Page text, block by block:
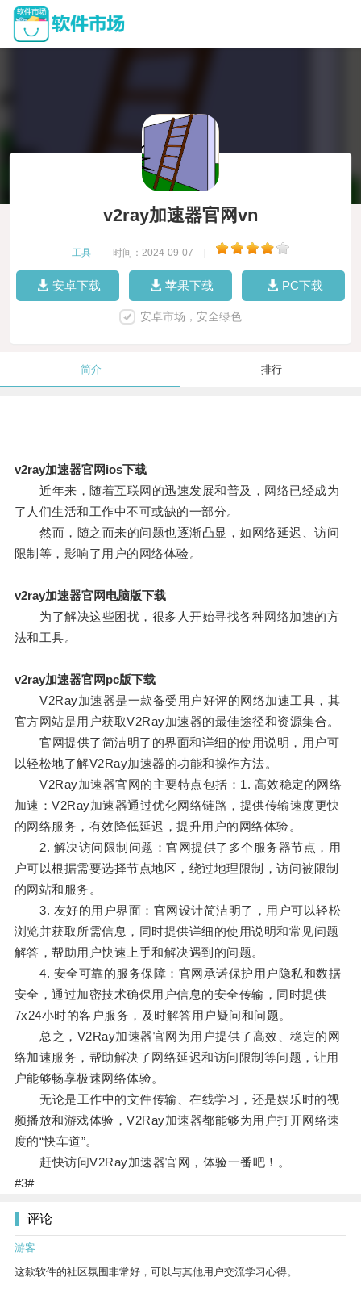
v2ray加速器官网vn
工具 时间：2024-09-07
安卓下载 苹果下载 PC下载
安卓市场，安全绿色
简介 排行
v2ray加速器官网ios下载
近年来，随着互联网的迅速发展和普及，网络已经成为
了人们生活和工作中不可或缺的一部分。
然而，随之而来的问题也逐渐凸显，如网络延迟、访问
限制等，影响了用户的网络体验。
v2ray加速器官网电脑版下载
为了解决这些困扰，很多人开始寻找各种网络加速的方
法和工具。
v2ray加速器官网pc版下载
V2Ray加速器是一款备受用户好评的网络加速工具，其
官方网站是用户获取V2Ray加速器的最佳途径和资源集合。
官网提供了简洁明了的界面和详细的使用说明，用户可
以轻松地了解V2Ray加速器的功能和操作方法。
V2Ray加速器官网的主要特点包括：1. 高效稳定的网络
加速：V2Ray加速器通过优化网络链路，提供传输速度更快
的网络服务，有效降低延迟，提升用户的网络体验。
2. 解决访问限制问题：官网提供了多个服务器节点，用
户可以根据需要选择节点地区，绕过地理限制，访问被限制
的网站和服务。
3. 友好的用户界面：官网设计简洁明了，用户可以轻松
浏览并获取所需信息，同时提供详细的使用说明和常见问题
解答，帮助用户快速上手和解决遇到的问题。
4. 安全可靠的服务保障：官网承诺保护用户隐私和数据
安全，通过加密技术确保用户信息的安全传输，同时提供
7x24小时的客户服务，及时解答用户疑问和问题。
总之，V2Ray加速器官网为用户提供了高效、稳定的网
络加速服务，帮助解决了网络延迟和访问限制等问题，让用
户能够畅享极速网络体验。
无论是工作中的文件传输、在线学习，还是娱乐时的视
频播放和游戏体验，V2Ray加速器都能够为用户打开网络速
度的“快车道”。
赶快访问V2Ray加速器官网，体验一番吧！。
#3#
评论
游客
这款软件的社区氛围非常好，可以与其他用户交流学习心得。